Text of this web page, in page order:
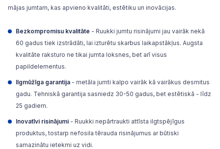
mājas jumtam, kas apvieno kvalitāti, estētiku un inovācijas.
Bezkompromisu kvalitāte - Ruukki jumtu risinājumi jau vairāk nekā
60 gadus tiek izstrādāti, lai izturētu skarbus laikapstākļus. Augsta
kvalitāte raksturo ne tikai jumta loksnes, bet arī visus
papildelementus.
Ilgmūžīga garantija - metāla jumti kalpo vairāk kā vairākus desmitus
gadu. Tehniskā garantija sasniedz 30-50 gadus, bet estētiskā - līdz
25 gadiem.
Inovatīvi risinājumi - Ruukki nepārtraukti attīsta ilgtspējīgus
produktus, tostarp nefosila tērauda risinājumus ar būtiski
samazinātu ietekmi uz vidi.